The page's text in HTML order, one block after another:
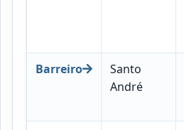
Barreiro
Santo
André